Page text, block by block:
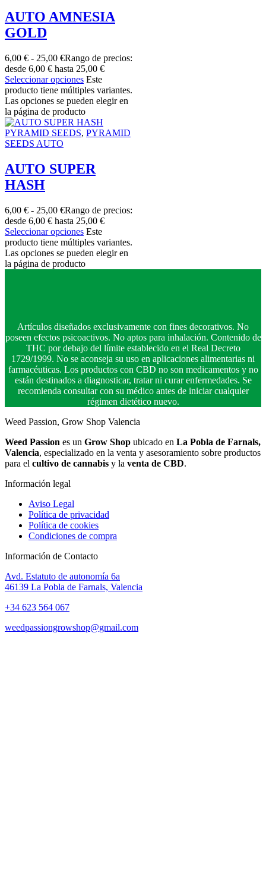
AUTO AMNESIA
GOLD
6,00 € - 25,00 €Rango de precios:
desde 6,00 € hasta 25,00 €
Seleccionar opciones Este
producto tiene múltiples variantes.
Las opciones se pueden elegir en
la página de producto
PYRAMID SEEDS, PYRAMID
SEEDS AUTO
AUTO SUPER
HASH
6,00 € - 25,00 €Rango de precios:
desde 6,00 € hasta 25,00 €
Seleccionar opciones Este
producto tiene múltiples variantes.
Las opciones se pueden elegir en
la página de producto
Artículos diseñados exclusivamente con fines decorativos. No
poseen efectos psicoactivos. No aptos para inhalación. Contenido de
THC por debajo del límite establecido en el Real Decreto
1729/1999. No se aconseja su uso en aplicaciones alimentarias ni
farmacéuticas. Los productos con CBD no son medicamentos y no
están destinados a diagnosticar, tratar ni curar enfermedades. Se
recomienda consultar con su médico antes de iniciar cualquier
régimen dietético nuevo.
Weed Passion, Grow Shop Valencia
Weed Passion es un Grow Shop ubicado en La Pobla de Farnals,
Valencia, especializado en la venta y asesoramiento sobre productos
para el cultivo de cannabis y la venta de CBD.
Información legal
Aviso Legal
Política de privacidad
Política de cookies
Condiciones de compra
Información de Contacto
Avd. Estatuto de autonomía 6a
46139 La Pobla de Farnals, Valencia
+34 623 564 067
weedpassiongrowshop@gmail.com